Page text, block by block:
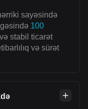
sayəsində
100
stabil ticarət
və sürət